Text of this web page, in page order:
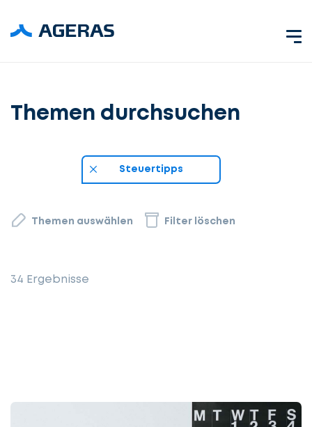
Themen durchsuchen
Steuertipps
Themen auswählen Filter löschen
34 Ergebnisse